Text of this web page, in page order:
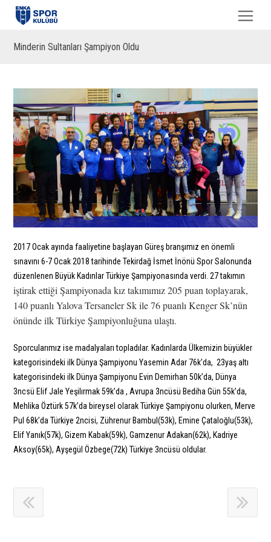
Minderin Sultanları Şampiyon Oldu
2017 Ocak ayında faaliyetine başlayan Güreş branşımız en önemli
sınavını 6-7 Ocak 2018 tarihinde Tekirdağ İsmet İnönü Spor Salonunda
düzenlenen Büyük Kadınlar Türkiye Şampiyonasında verdi. 27 takımın
iştirak ettiği Şampiyonada kız takımımız 205 puan toplayarak,
140 puanlı Yalova Tersaneler Sk ile 76 puanlı Kenger Sk’nün
önünde ilk Türkiye Şampiyonluğuna ulaştı.
Sporcularımız ise madalyaları topladılar. Kadınlarda Ülkemizin büyükler
kategorisindeki ilk Dünya Şampiyonu Yasemin Adar 76k’da, 23yaş altı
kategorisindeki ilk Dünya Şampiyonu Evin Demirhan 50k’da, Dünya
3ncsü Elif Jale Yeşilırmak 59k’da , Avrupa 3ncüsü Bediha Gün 55k’da,
Mehlika Öztürk 57k’da bireysel olarak Türkiye Şampiyonu olurken, Merve
Pul 68k’da Türkiye 2ncisi, Zührenur Bambul(53k), Emine Çataloğlu(53k),
Elif Yanık(57k), Gizem Kabak(59k), Gamzenur Adakan(62k), Kadriye
Aksoy(65k), Ayşegül Özbege(72k) Türkiye 3ncüsü oldular.